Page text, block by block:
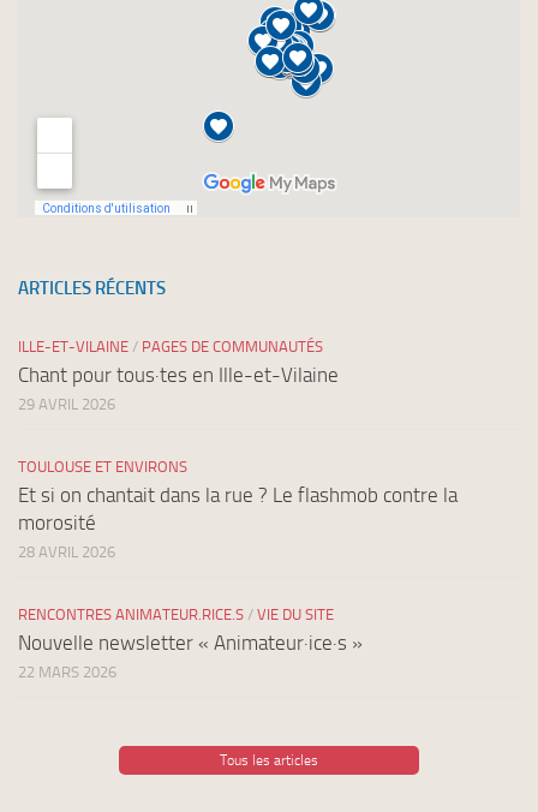
ARTICLES RÉCENTS
ILLE-ET-VILAINE / PAGES DE COMMUNAUTÉS
Chant pour tous·tes en Ille-et-Vilaine
29 AVRIL 2026
TOULOUSE ET ENVIRONS
Et si on chantait dans la rue ? Le flashmob contre la
morosité
28 AVRIL 2026
RENCONTRES ANIMATEUR.RICE.S / VIE DU SITE
Nouvelle newsletter « Animateur·ice·s »
22 MARS 2026
Tous les articles